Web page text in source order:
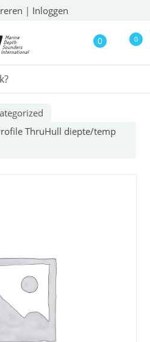
| Inloggen
0 0
ThruHull diepte/temp